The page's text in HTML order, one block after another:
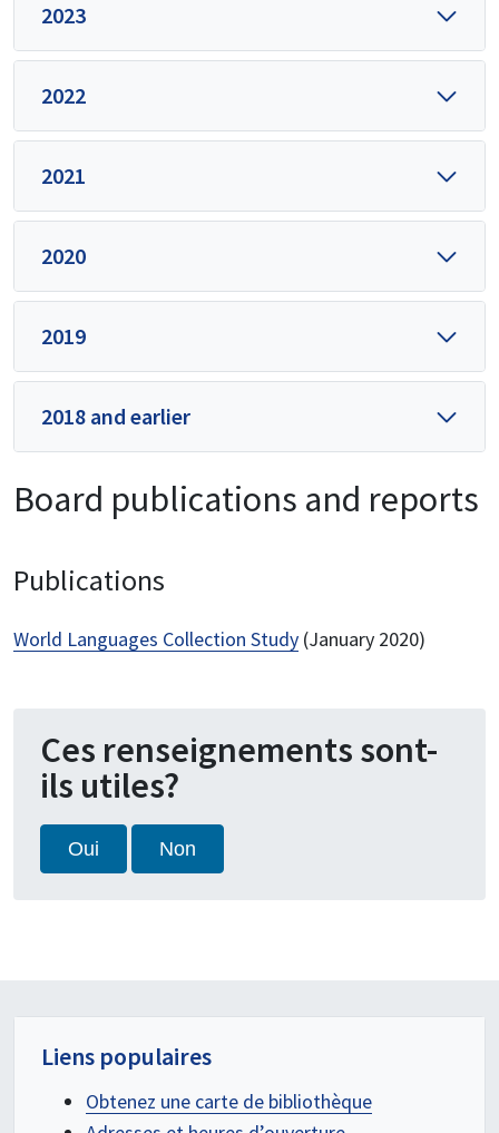
2023
2022
2021
2020
2019
2018 and earlier
Board publications and reports
Publications
World Languages Collection Study (January 2020)
Ces renseignements sont-
ils utiles?
Oui Non
Liens populaires
Obtenez une carte de bibliothèque